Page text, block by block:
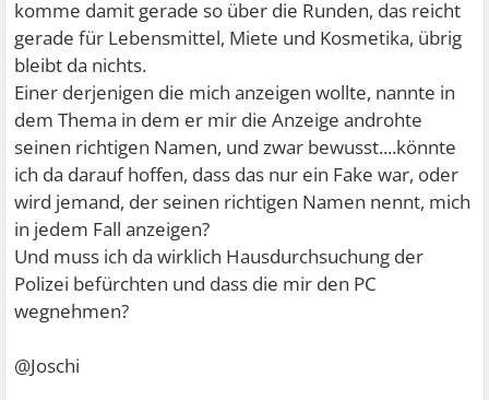
Gestern hat die MOderation meinen Account gelöscht mit
der Begründung ich wäre ein Troll. Dabei hhatte ich seit
einer Woche gar nichts geschrieben und mich im Forum
kaum noch blicken lassen.
Ich habe jetzt panische Angst und frage mich, ob sie
meinen Account gelöscht hat, weil sie Post von der
STaatsanwaltschaft oder Polizei bekommen hat.
Die Themen in denen ich geschrieben hatte, sind zum
größten TEil von ihr gelöscht worden, leider hat eine
kopiert wo man nicht löschen kann.
komme damit gerade so über die Runden, das reicht
gerade für Lebensmittel, Miete und Kosmetika, übrig
bleibt da nichts.
Einer derjenigen die mich anzeigen wollte, nannte in
dem Thema in dem er mir die Anzeige androhte
seinen richtigen Namen, und zwar bewusst....könnte
ich da darauf hoffen, dass das nur ein Fake war, oder
wird jemand, der seinen richtigen Namen nennt, mich
in jedem Fall anzeigen?
Und muss ich da wirklich Hausdurchsuchung der
Polizei befürchten und dass die mir den PC
wegnehmen?
@Joschi